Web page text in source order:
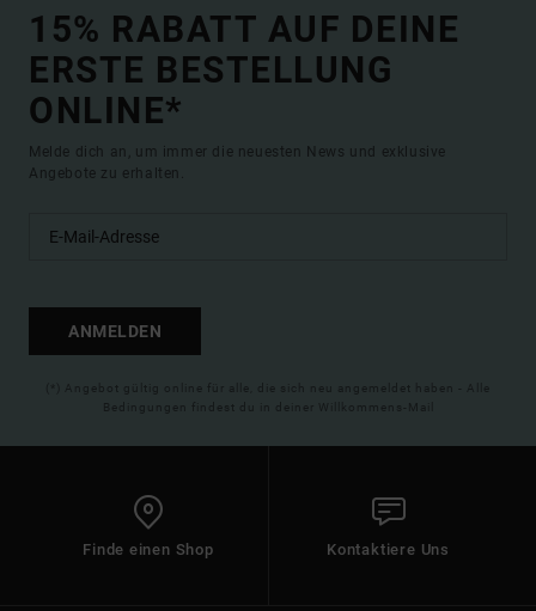
15% RABATT AUF DEINE
ERSTE BESTELLUNG
ONLINE*
Melde dich an, um immer die neuesten News und exklusive
Angebote zu erhalten.
ANMELDEN
(*) Angebot gültig online für alle, die sich neu angemeldet haben - Alle
Bedingungen findest du in deiner Willkommens-Mail
Finde einen Shop Kontaktiere Uns